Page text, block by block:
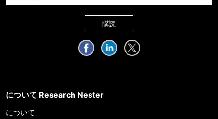
購読
について Research Nester
について